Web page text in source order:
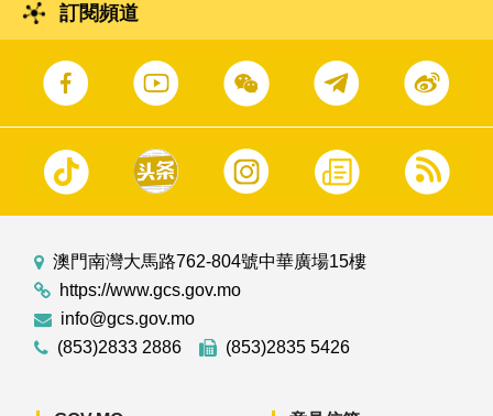
訂閱頻道
澳門南灣大馬路762-804號中華廣場15樓
https://www.gcs.gov.mo
info@gcs.gov.mo
(853)2833 2886
(853)2835 5426